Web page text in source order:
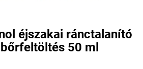
éjszakai ránctalanító
50 ml